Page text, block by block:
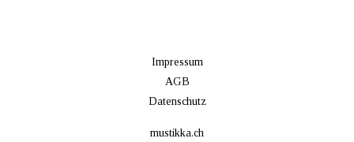
Impressum
AGB
Datenschutz
mustikka.ch